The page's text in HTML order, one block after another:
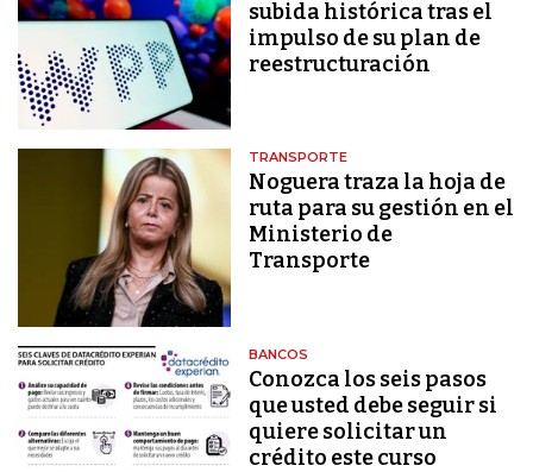
subida histórica tras el
impulso de su plan de
reestructuración
TRANSPORTE
Noguera traza la hoja de
ruta para su gestión en el
Ministerio de
Transporte
BANCOS
Conozca los seis pasos
que usted debe seguir si
quiere solicitar un
crédito este curso